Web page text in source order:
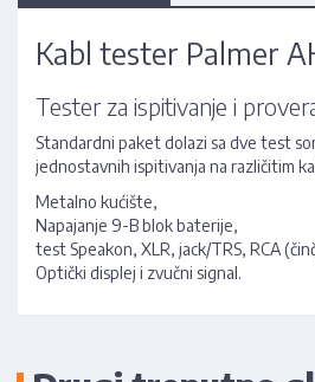
Kabl tester Palmer
Tester za ispitivanje i
Standardni paket dolazi sa dve test
jednostavnih ispitivanja na različitim
Metalno kućište,
Napajanje 9-B blok baterije,
test Speakon, XLR, jack/TRS, RCA
Optički displej i zvučni signal.